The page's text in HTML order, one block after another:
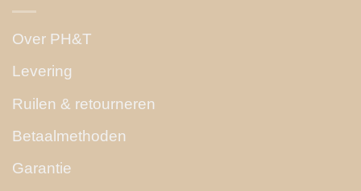
Over PH&T
Levering
Ruilen & retourneren
Betaalmethoden
Garantie